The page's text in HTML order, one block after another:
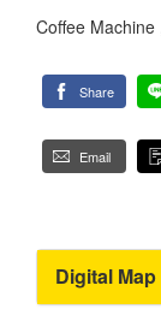
Coffee
Share
Email
Digital Map